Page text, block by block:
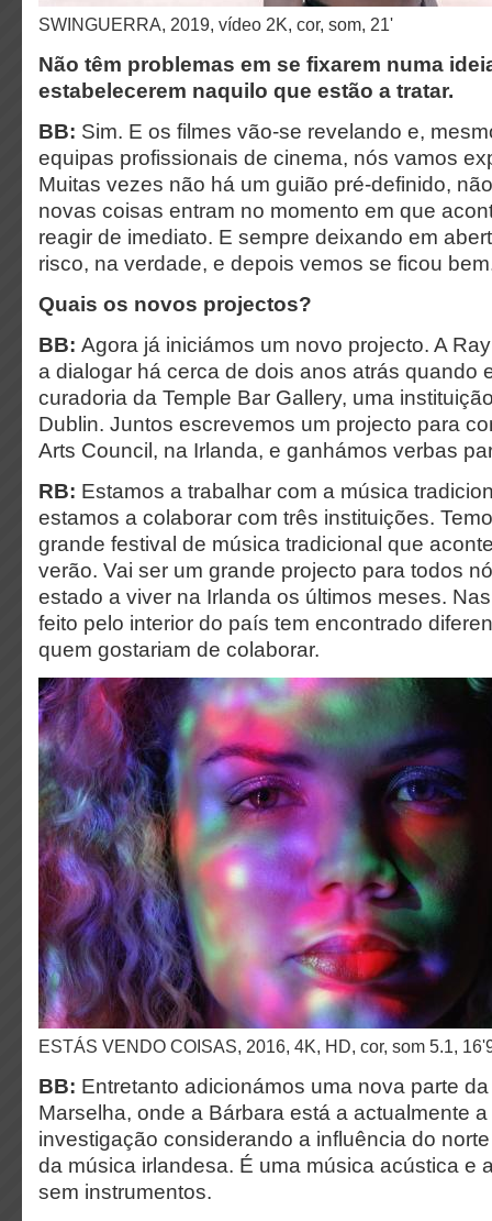
SWINGUERRA, 2019, vídeo 2K, cor, som, 21'
Não têm problemas em se fixarem numa
estabelecerem naquilo que estão a tratar.
BB: Sim. E os filmes vão-se revelando e,
equipas profissionais de cinema, nós vamos
Muitas vezes não há um guião pré-definido,
novas coisas entram no momento em que
reagir de imediato. E sempre deixando em
risco, na verdade, e depois vemos se ficou
Quais os novos projectos?
BB: Agora já iniciámos um novo projecto. A
a dialogar há cerca de dois anos atrás quando
curadoria da Temple Bar Gallery, uma
Dublin. Juntos escrevemos um projecto para
Arts Council, na Irlanda, e ganhámos verbas
RB: Estamos a trabalhar com a música
estamos a colaborar com três instituições.
grande festival de música tradicional que
verão. Vai ser um grande projecto para todos
estado a viver na Irlanda os últimos meses.
feito pelo interior do país tem encontrado
quem gostariam de colaborar.
ESTÁS VENDO COISAS, 2016, 4K, HD, cor, som 5.1,
BB: Entretanto adicionámos uma nova parte
Marselha, onde a Bárbara está a actualmente
investigação considerando a influência do
da música irlandesa. É uma música acústica e
sem instrumentos.